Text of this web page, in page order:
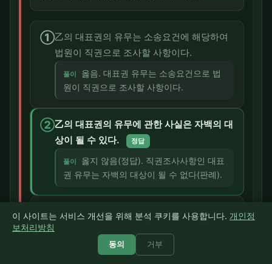
①乙의 대표권의 유무는 소송요건에 해당하여
법원이 직권으로 조사할 사항이다.
풀이
옳음. 대표권 유무는 소송요건으로 법
원이 직권으로 조사할 사항이다.
②乙의 대표권의 유무에 관한 사실은 자백의 대
상이 될 수 있다.
정답
풀이
옳지 않음(정답). 직권조사사항인 대표
권 유무는 자백의 대상이 될 수 없다(판례).
③ 丙이 乙의 대표권의 유무에 관하여 주장하지
의하여 그 대표권의 유무에 의심이 갈 만한
사정이 엿보인다면 그에 관하여 심리하여야
이 사이트는 서비스 개선을 위해 분석 쿠키를 사용합니다. 개인정
보처리방침
동의 거부